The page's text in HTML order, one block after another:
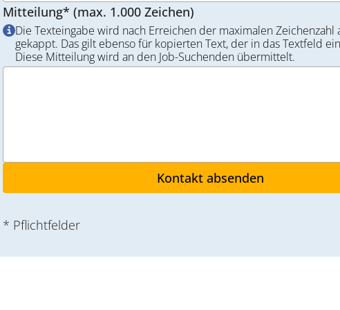
Die Texteingabe wird nach Erreichen der maximalen Zeichenzahl
gekappt. Das gilt ebenso für kopierten Text, der in das Textfeld
Diese Mitteilung wird an den Job-Suchenden übermittelt.
Mitteilung* (max. 1.000 Zeichen)
* Pflichtfelder